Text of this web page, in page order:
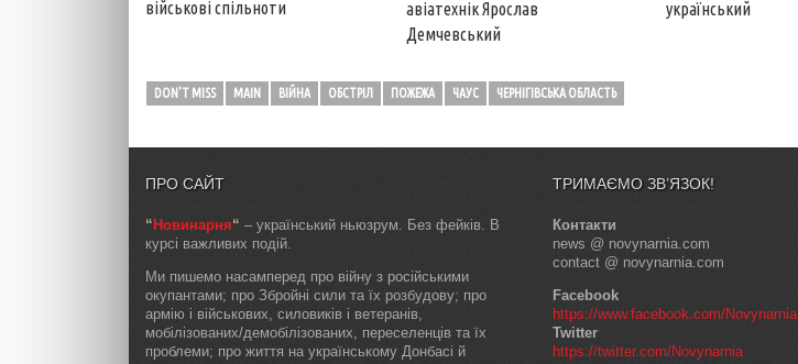
військові спільноти
авіатехнік Ярослав
Демчевський
український
DON'T MISS MAIN ВІЙНА ОБСТРІЛ ПОЖЕЖА ЧАУС ЧЕРНІГІВСЬКА ОБЛАСТЬ
ПРО САЙТ
“Новинарня“ – український ньюзрум. Без фейків. В
курсі важливих подій.
Ми пишемо насамперед про війну з російськими
окупантами; про Збройні сили та їх розбудову; про
армію і військових, силовиків і ветеранів,
мобілізованих/демобілізованих, переселенців та їх
проблеми; про життя на українському Донбасі й
ТРИМАЄМО ЗВ’ЯЗОК!
Контакти
news @ novynarnia.com
contact @ novynarnia.com
Facebook
https://www.facebook.com/Novynarnia
Twitter
https://twitter.com/Novynarnia